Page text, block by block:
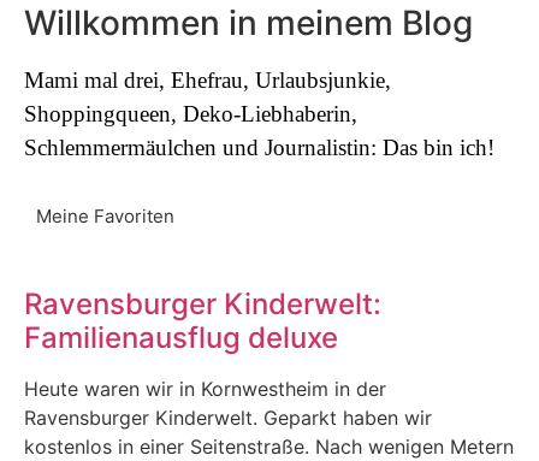
Willkommen in meinem Blog
Mami mal drei, Ehefrau, Urlaubsjunkie,
Shoppingqueen, Deko-Liebhaberin,
Schlemmermäulchen und Journalistin: Das bin ich!
Meine Favoriten
Ravensburger Kinderwelt:
Familienausflug deluxe
Heute waren wir in Kornwestheim in der
Ravensburger Kinderwelt. Geparkt haben wir
kostenlos in einer Seitenstraße. Nach wenigen Metern